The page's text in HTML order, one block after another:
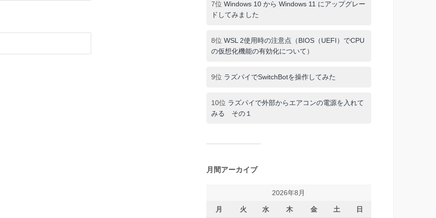
7位 Windows 10 から Windows 11 にアップグレー
ドしてみました
8位 WSL 2使用時の注意点（BIOS（UEFI）でCPU
の仮想化機能の有効化について）
9位 ラズパイでSwitchBotを操作してみた
10位 ラズパイで外部からエアコンの電源を入れて
みる その１
月間アーカイブ
2026年8月
月 火 水 木 金 土 日